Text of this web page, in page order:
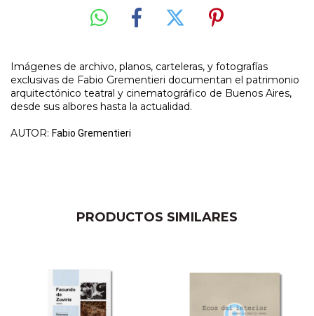
Imágenes de archivo, planos, carteleras, y fotografías
exclusivas de Fabio Grementieri documentan el patrimonio
arquitectónico teatral y cinematográfico de Buenos Aires,
desde sus albores hasta la actualidad.
AUTOR: Fabio Grementieri
PRODUCTOS SIMILARES